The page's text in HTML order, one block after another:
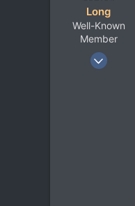
Long
Well-Known
Member
27 Фев 2008